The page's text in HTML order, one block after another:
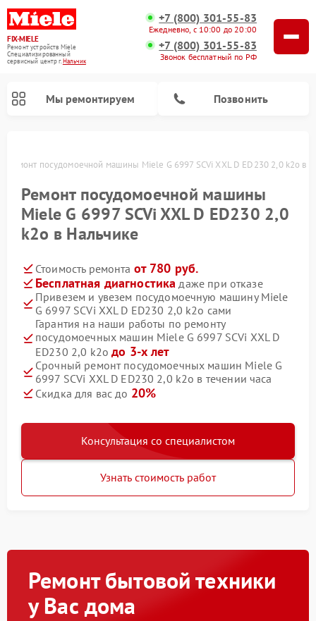
FIX-MIELE
Ремонт устройств Miele
Специализированный
cервисный центр г.Нальчик
+7 (800) 301-55-83
Ежедневно, с 10:00 до 20:00
+7 (800) 301-55-83
Звонок бесплатный по РФ
Мы ремонтируем Позвонить
Ремонт посудомоечной машины Miele G 6997 SCVi XXL D ED230 2,0 k2o в
Ремонт посудомоечной машины
Miele G 6997 SCVi XXL D ED230 2,0
k2o в Нальчике
Стоимость ремонта от 780 руб.
Бесплатная диагностика даже при отказе
Привезем и увезем посудомоечную машину Miele
G 6997 SCVi XXL D ED230 2,0 k2o сами
Гарантия на наши работы по ремонту
посудомоечных машин Miele G 6997 SCVi XXL D
ED230 2,0 k2oдо 3-х лет
Срочный ремонт посудомоечных машин Miele G
6997 SCVi XXL D ED230 2,0 k2o в течении часа
Скидка для вас до 20%
Консультация со специалистом
Узнать стоимость работ
Ремонт бытовой техники
у Вас дома